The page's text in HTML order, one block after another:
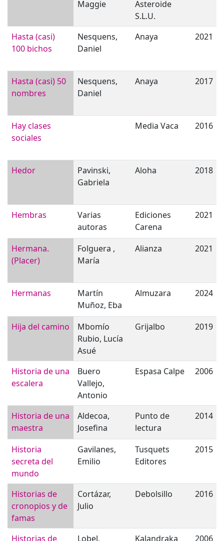
Maggie
Asteroide
S.L.U.
Hasta (casi)
100 bichos
Nesquens,
Daniel
Anaya 2021
Hasta (casi) 50
nombres
Nesquens,
Daniel
Anaya 2017
Hay clases
sociales
Media Vaca 2016
Hedor
Pavinski,
Gabriela
Aloha 2018
Hembras
Varias
autoras
Ediciones
Carena
2021
Hermana.
(Placer)
Folguera ,
María
Alianza 2021
Hermanas
Martín
Muñoz, Eba
Almuzara 2024
Hija del camino
Mbomío
Rubio, Lucía
Asué
Grijalbo 2019
Historia de una
escalera
Buero
Vallejo,
Antonio
Espasa Calpe 2006
Historia de una
maestra
Aldecoa,
Josefina
Punto de
lectura
2014
Historia
secreta del
mundo
Gavilanes,
Emilio
Tusquets
Editores
2015
Historias de
cronopios y de
famas
Cortázar,
Julio
Debolsillo 2016
Historias de Lobel, Kalandraka 2006